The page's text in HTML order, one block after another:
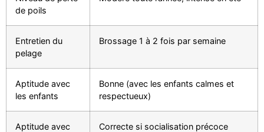
de poils
Entretien du
pelage
Brossage 1 à 2 fois par semaine
Aptitude avec
les enfants
Bonne (avec les enfants calmes et
respectueux)
Aptitude avec
Correcte si socialisation précoce